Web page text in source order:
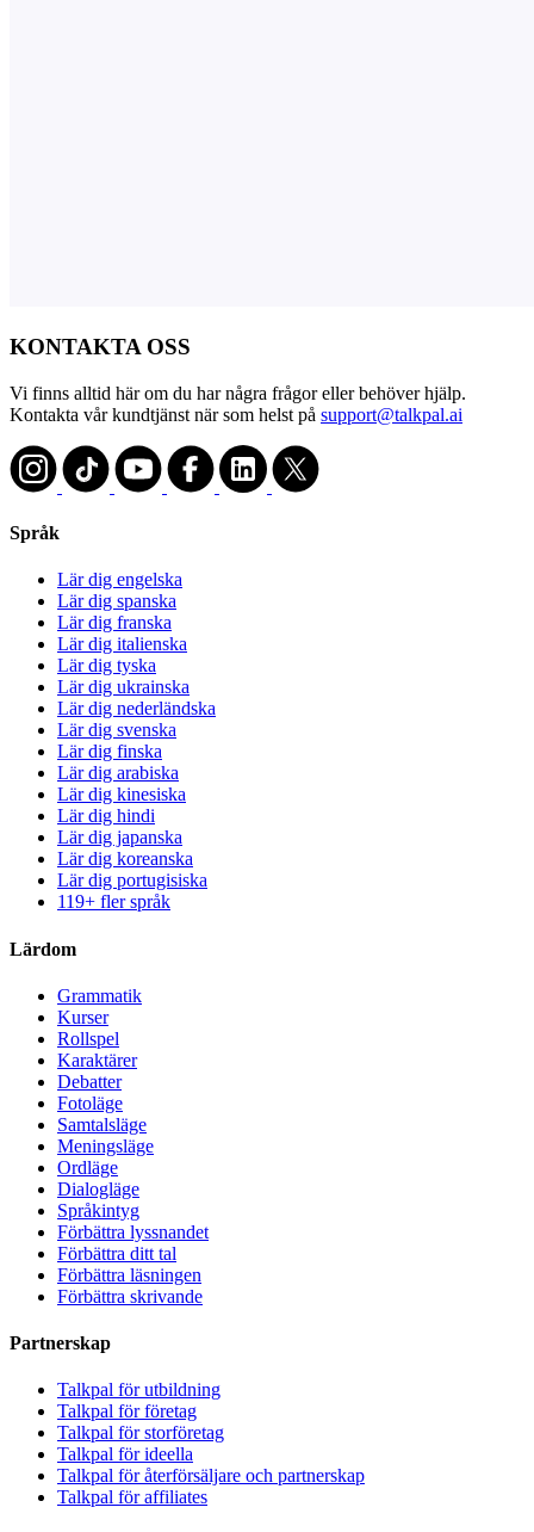
KONTAKTA OSS
Vi finns alltid här om du har några frågor eller behöver hjälp.
Kontakta vår kundtjänst när som helst på support@talkpal.ai
Språk
Lär dig engelska
Lär dig spanska
Lär dig franska
Lär dig italienska
Lär dig tyska
Lär dig ukrainska
Lär dig nederländska
Lär dig svenska
Lär dig finska
Lär dig arabiska
Lär dig kinesiska
Lär dig hindi
Lär dig japanska
Lär dig koreanska
Lär dig portugisiska
119+ fler språk
Lärdom
Grammatik
Kurser
Rollspel
Karaktärer
Debatter
Fotoläge
Samtalsläge
Meningsläge
Ordläge
Dialogläge
Språkintyg
Förbättra lyssnandet
Förbättra ditt tal
Förbättra läsningen
Förbättra skrivande
Partnerskap
Talkpal för utbildning
Talkpal för företag
Talkpal för storföretag
Talkpal för ideella
Talkpal för återförsäljare och partnerskap
Talkpal för affiliates